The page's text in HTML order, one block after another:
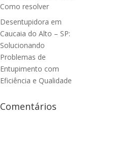
Como resolver
Desentupidora em
Caucaia do Alto – SP:
Solucionando
Problemas de
Entupimento com
Eficiência e Qualidade
Comentários